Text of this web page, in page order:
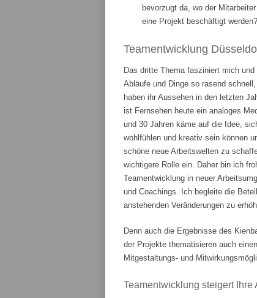
bevorzugt da, wo der
eine Projekt beschäftigt
Teamentwicklung
Das dritte Thema fasziniert mich
Abläufe und Dinge so rasend
haben ihr Aussehen in den letzten
ist Fernsehen heute ein analoges
und 30 Jahren käme auf die Idee,
wohlfühlen und kreativ sein können
schöne neue Arbeitswelten zu
wichtigere Rolle ein. Daher bin ich
Teamentwicklung in neuer
und Coachings. Ich begleite die
anstehenden Veränderungen zu
Denn auch die Ergebnisse des
der Projekte thematisieren auch
Mitgestaltungs- und
Teamentwicklung steigert Ihre